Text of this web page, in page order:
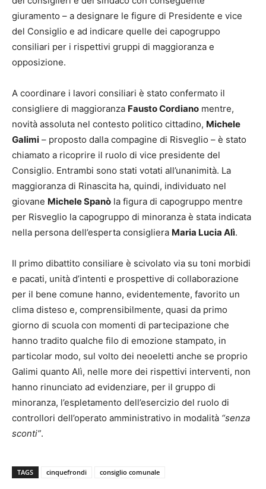
giuramento – a designare le figure di Presidente e vice
del Consiglio e ad indicare quelle dei capogruppo
consiliari per i rispettivi gruppi di maggioranza e
opposizione.
A coordinare i lavori consiliari è stato confermato il
consigliere di maggioranza Fausto Cordiano mentre,
novità assoluta nel contesto politico cittadino, Michele
Galimi – proposto dalla compagine di Risveglio – è stato
chiamato a ricoprire il ruolo di vice presidente del
Consiglio. Entrambi sono stati votati all’unanimità. La
maggioranza di Rinascita ha, quindi, individuato nel
giovane Michele Spanò la figura di capogruppo mentre
per Risveglio la capogruppo di minoranza è stata indicata
nella persona dell’esperta consigliera Maria Lucia Alì.
Il primo dibattito consiliare è scivolato via su toni morbidi
e pacati, unità d’intenti e prospettive di collaborazione
per il bene comune hanno, evidentemente, favorito un
clima disteso e, comprensibilmente, quasi da primo
giorno di scuola con momenti di partecipazione che
hanno tradito qualche filo di emozione stampato, in
particolar modo, sul volto dei neoeletti anche se proprio
Galimi quanto Alì, nelle more dei rispettivi interventi, non
hanno rinunciato ad evidenziare, per il gruppo di
minoranza, l’espletamento dell’esercizio del ruolo di
controllori dell’operato amministrativo in modalità “senza
sconti”.
TAGS cinquefrondi consiglio comunale